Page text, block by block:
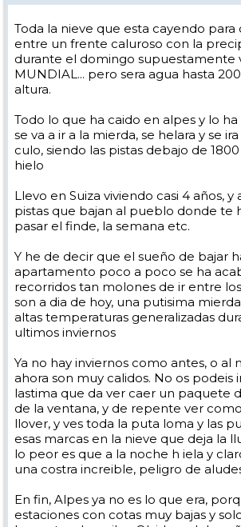
Toda la nieve que esta cayendo
entre un frente caluroso con la
durante el domingo supuestamente
MUNDIAL... pero sera agua hasta
altura.
Todo lo que ha caido en alpes y lo
se va a ir a la mierda, se helara y se
culo, siendo las pistas debajo de
hielo
Llevo en Suiza viviendo casi 4 años,
pistas que bajan al pueblo donde te
pasar el finde, la semana etc.
Y he de decir que el sueño de bajar
apartamento poco a poco se ha
recorridos tan molones de ir entre
son a dia de hoy, una putisima
altas temperaturas generalizadas
ultimos inviernos
Ya no hay inviernos como antes, o al
ahora son muy calidos. No os podeis
lastima que da ver caer un paquete
de la ventana, y de repente ver
llover, y ves toda la puta loma y las
esas marcas en la nieve que deja la
lo peor es que a la noche h iela y
una costra increible, peligro de
En fin, Alpes ya no es lo que era,
estaciones con cotas muy bajas y